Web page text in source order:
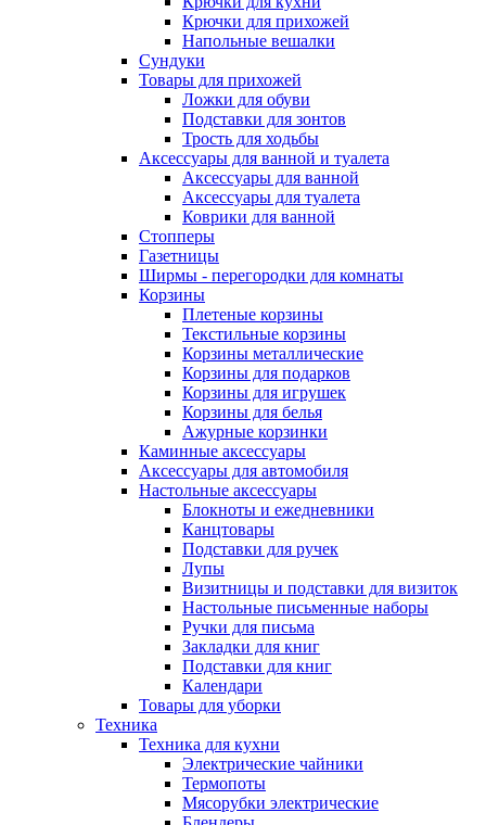
Крючки для прихожей
Напольные вешалки
Сундуки
Товары для прихожей
Ложки для обуви
Подставки для зонтов
Трость для ходьбы
Аксессуары для ванной и туалета
Аксессуары для ванной
Аксессуары для туалета
Коврики для ванной
Стопперы
Газетницы
Ширмы - перегородки для комнаты
Корзины
Плетеные корзины
Текстильные корзины
Корзины металлические
Корзины для подарков
Корзины для игрушек
Корзины для белья
Ажурные корзинки
Каминные аксессуары
Аксессуары для автомобиля
Настольные аксессуары
Блокноты и ежедневники
Канцтовары
Подставки для ручек
Лупы
Визитницы и подставки для визиток
Настольные письменные наборы
Ручки для письма
Закладки для книг
Подставки для книг
Календари
Товары для уборки
Техника
Техника для кухни
Электрические чайники
Термопоты
Мясорубки электрические